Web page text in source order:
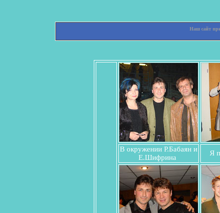
Наш сайт
В окружении Р.Бабаян и
Е.Шифрина
Я